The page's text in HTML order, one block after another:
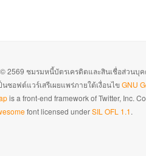
2569 ชมรมหนี้บัตรเครดิตและสินเชื่อส่วนบุ
นซอฟต์แวร์เสรีเผยแพร่ภายใต้เงื่อนไข GNU
is a front-end framework of Twitter, Inc.
font licensed underSIL OFL 1.1.